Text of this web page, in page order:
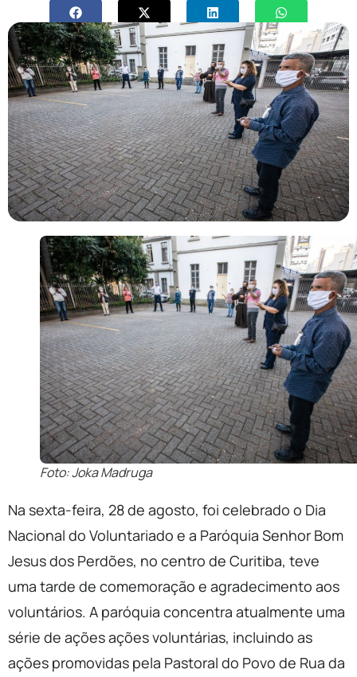
Foto: Joka Madruga
Na sexta-feira, 28 de agosto, foi celebrado o Dia
Nacional do Voluntariado e a Paróquia Senhor Bom
Jesus dos Perdões, no centro de Curitiba, teve
uma tarde de comemoração e agradecimento aos
voluntários. A paróquia concentra atualmente uma
série de ações ações voluntárias, incluindo as
ações promovidas pela Pastoral do Povo de Rua da